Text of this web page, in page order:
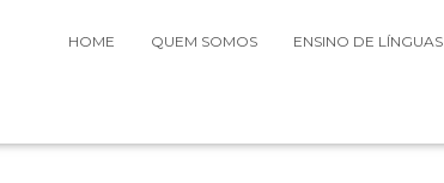
HOME QUEM SOMOS ENSINO DE LÍNGUAS